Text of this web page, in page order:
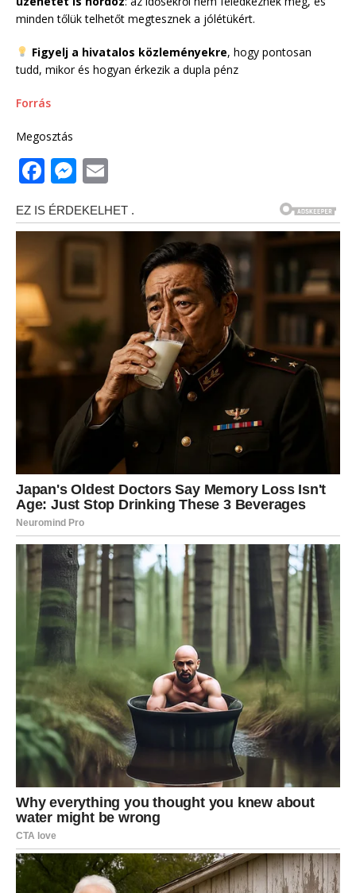
minden tőlük telhetőt megtesznek a jólétükért.
Figyelj a hivatalos közleményekre, hogy pontosan
tudd, mikor és hogyan érkezik a dupla pénz
Forrás
Megosztás
F
a
c
e
o
o
k
M
ss
e
n
g
e
r
ai